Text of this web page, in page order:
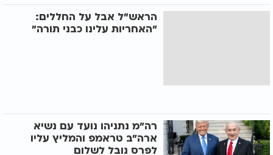
הראש"ל אבל על החללים:
"האחריות עלינו כבני תורה"
רה"מ נתניהו נועד עם נשיא
ארה"ב טראמפ והמליץ עליו
לפרס נובל לשלום